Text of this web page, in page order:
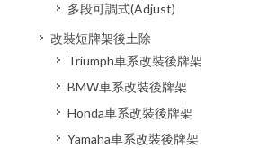
多段可調式(Adjust)
改裝短牌架後土除
Triumph車系改裝後牌架
BMW車系改裝後牌架
Honda車系改裝後牌架
Yamaha車系改裝後牌架